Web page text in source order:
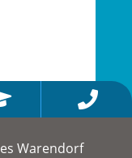

Warendorf